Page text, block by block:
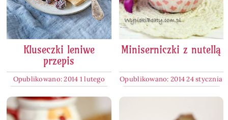
Kluseczki leniwe
przepis
Opublikowano: 2014 1 lutego
Miniserniczki z nutellą
Opublikowano: 2014 24 stycznia